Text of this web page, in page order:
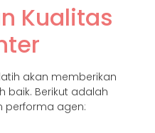
Kualitas
akan memberikan
baik. Berikut adalah
performa agen: